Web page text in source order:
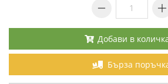
Добави в
Бърза